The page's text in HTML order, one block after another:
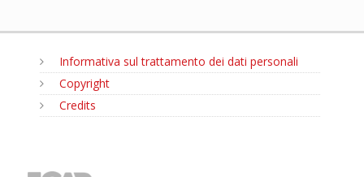
Informativa sul trattamento dei dati personali
Copyright
Credits